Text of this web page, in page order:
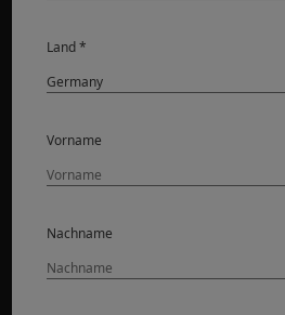
Bedienungsanleitungen
Kompatibilität
Service
FUJIFILM X | GFX Members
FUJIFILM Professional Services (FPS)
MORE LINKS
Land *
Vorname
Nachname